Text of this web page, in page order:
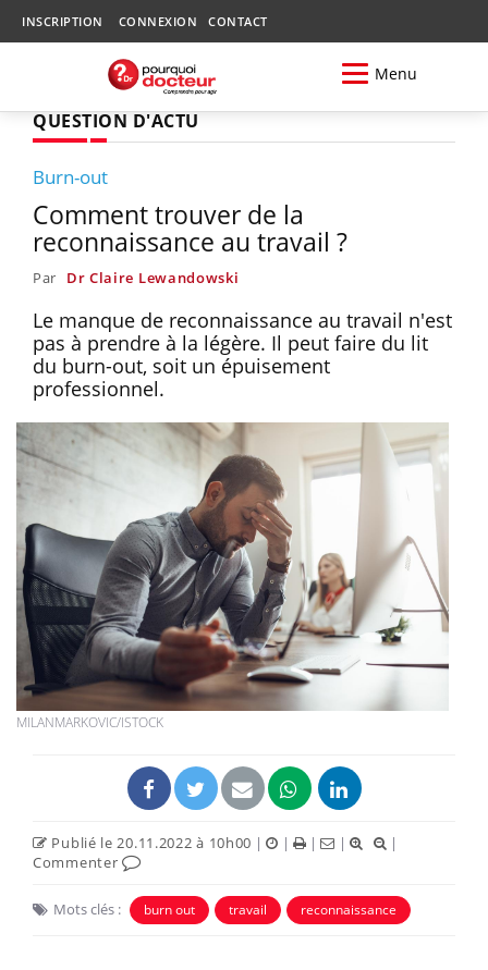
INSCRIPTION CONNEXION CONTACT
Menu
QUESTION D'ACTU
Burn-out
Comment trouver de la
reconnaissance au travail ?
Par Dr Claire Lewandowski
Le manque de reconnaissance au travail n'est
pas à prendre à la légère. Il peut faire du lit
du burn-out, soit un épuisement
professionnel.
MILANMARKOVIC/ISTOCK
Publié le 20.11.2022 à 10h00 | | | |
|
Commenter
Mots clés : burn out travail reconnaissance